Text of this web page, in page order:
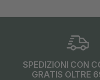
SPEDIZIONI CON
GRATIS OLTRE